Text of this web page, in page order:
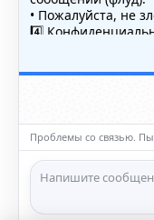
• Пожалуйста, не
4️⃣
• Не публикуйте
(телефоны,
5️⃣ Уместность
насилию.
ℹ️ Модераторы и
сообщения и
нарушении
Проблемы со связью.